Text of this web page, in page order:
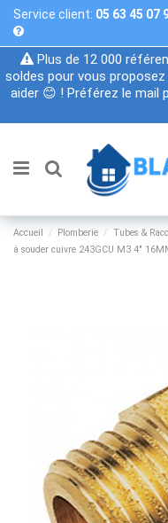
Service client: 05 63 45 07
Plus de 12 000
soldes pour vous proposez
aider 😊 ! Préférez le mail
Accueil Plomberie Tubes &
à souder cuivre 243GCU M3 4"